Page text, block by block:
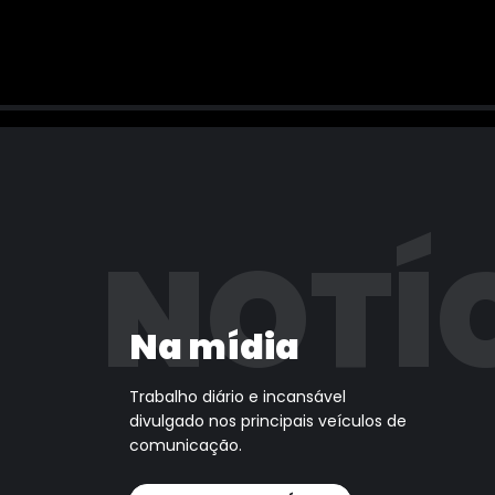
Na mídia
Trabalho diário e incansável
divulgado nos principais veículos de
comunicação.